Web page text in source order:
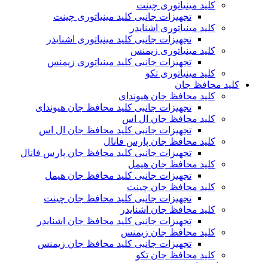
کلید مینیاتوری چینت
تجهیزات جانبی کلید مینیاتوری چینت
کلید مینیاتوری اشنایدر
تجهیزات جانبی کلید مینیاتوری اشنایدر
کلید مینیاتوری زیمنس
تجهیزات جانبی کلید مینیاتوری زیمنس
کلید مینیاتوری تکو
کلید محافظ جان
کلید محافظ جان هیوندای
تجهیزات جانبی کلید محافظ جان هیوندای
کلید محافظ جان ال اس
تجهیزات جانبی کلید محافظ جان ال اس
کلید محافظ جان پارس فانال
تجهیزات جانبی کلید محافظ جان پارس فانال
کلید محافظ جان هیمل
تجهیزات جانبی کلید محافظ جان هیمل
کلید محافظ جان چینت
تجهیزات جانبی کلید محافظ جان چینت
کلید محافظ جان اشنایدر
تجهیزات جانبی کلید محافظ جان اشنایدر
کلید محافظ جان زیمنس
تجهیزات جانبی کلید محافظ جان زیمنس
کلید محافظ جان تکو